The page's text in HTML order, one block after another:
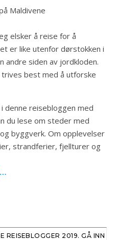
elsker å reise for å
er like utenfor dørstokken i
andre siden av jordkloden.
trives best med å utforske
denne reisebloggen med
du lese om steder med
byggverk. Om opplevelser
strandferier, fjellturer og
REISEBLOGGER 2019. GÅ INN